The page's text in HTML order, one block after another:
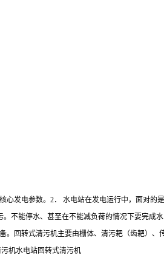
发电参数。2． 水电站在发电运行中，面对的
不能停水、甚至在不能减负荷的情况下要完成
回转式清污机主要由栅体、清污耙（齿耙）、
机水电站回转式清污机